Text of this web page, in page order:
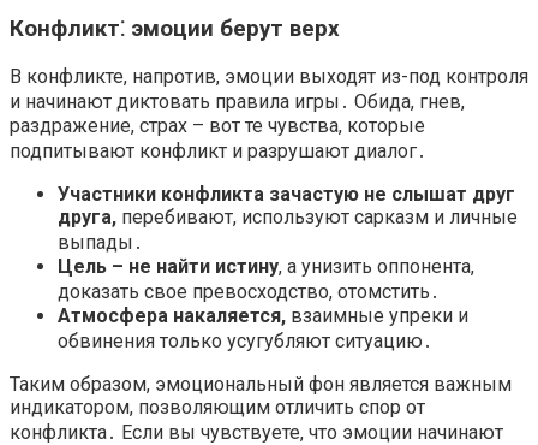
Конфликт⁚ эмоции берут верх
В конфликте, напротив, эмоции выходят из-под контроля
и начинают диктовать правила игры․ Обида, гнев,
раздражение, страх – вот те чувства, которые
подпитывают конфликт и разрушают диалог․
Участники конфликта зачастую не слышат друг
друга, перебивают, используют сарказм и личные
выпады․
Цель – не найти истину, а унизить оппонента,
доказать свое превосходство, отомстить․
Атмосфера накаляется, взаимные упреки и
обвинения только усугубляют ситуацию․
Таким образом, эмоциональный фон является важным
индикатором, позволяющим отличить спор от
конфликта․ Если вы чувствуете, что эмоции начинают